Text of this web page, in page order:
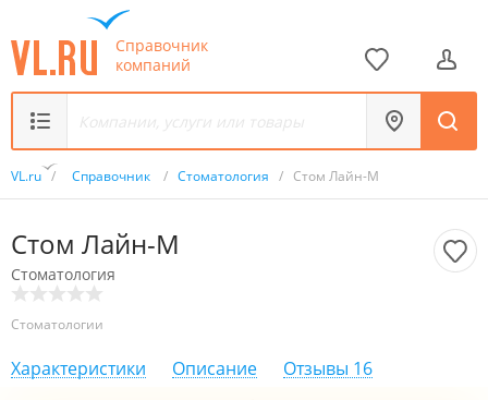
Справочник
компаний
VL.ru / Справочник / Стоматология / Стом Лайн-М
Стом Лайн-М
Стоматология
Стоматологии
Характеристики Описание Отзывы 16